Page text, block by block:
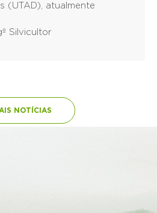
(UTAD), atualmente
Silvicultor
NOTÍCIAS